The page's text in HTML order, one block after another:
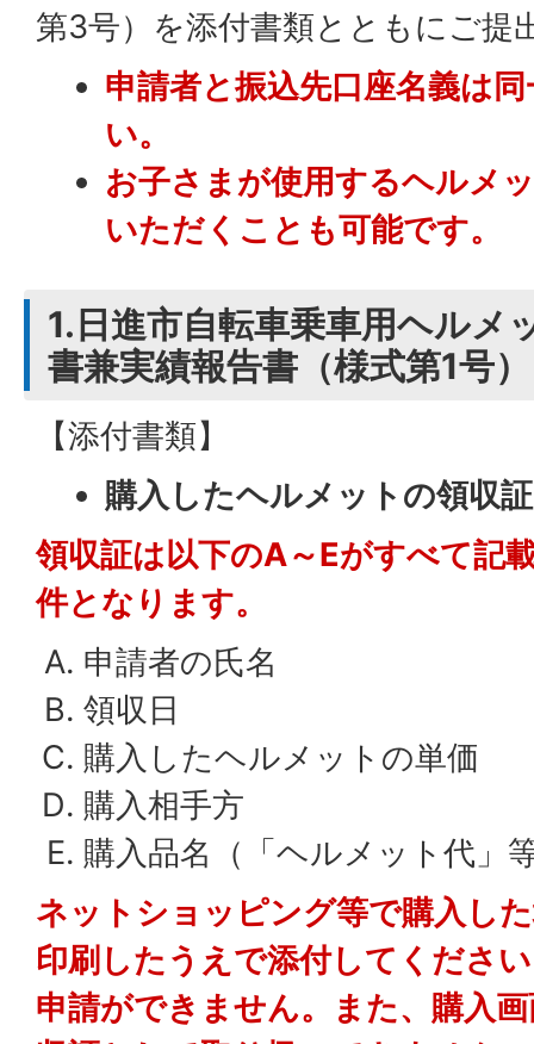
第3号）を添付書類とともにご提
申請者と振込先口座名義は
い。
お子さまが使用するヘルメ
いただくことも可能です。
1.日進市自転車乗車用ヘルメ
書兼実績報告書（様式第1号）
【添付書類】
購入したヘルメットの領収
領収証は以下のA～Eがすべて記
件となります。
申請者の氏名
領収日
購入したヘルメットの単価
購入相手方
購入品名（「ヘルメット代」
ネットショッピング等で購入し
印刷したうえで添付してくださ
申請ができません。また、購入